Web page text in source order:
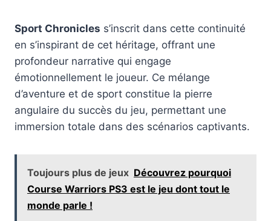
Sport Chronicles s’inscrit dans cette continuité
en s’inspirant de cet héritage, offrant une
profondeur narrative qui engage
émotionnellement le joueur. Ce mélange
d’aventure et de sport constitue la pierre
angulaire du succès du jeu, permettant une
immersion totale dans des scénarios captivants.
Toujours plus de jeux Découvrez pourquoi
Course Warriors PS3 est le jeu dont tout le
monde parle !